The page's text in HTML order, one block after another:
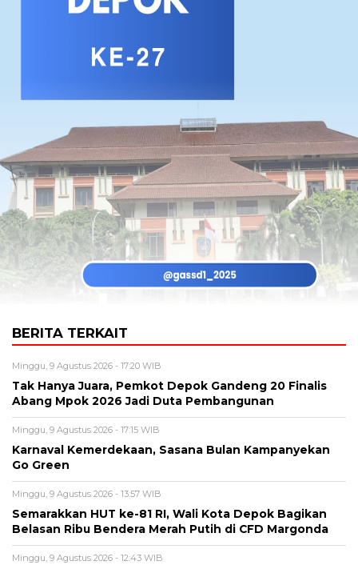
BERITA TERKAIT
Minggu, 9 Agustus 2026 - 17:20 WIB
Tak Hanya Juara, Pemkot Depok Gandeng 20 Finalis
Abang Mpok 2026 Jadi Duta Pembangunan
Minggu, 9 Agustus 2026 - 17:15 WIB
Karnaval Kemerdekaan, Sasana Bulan Kampanyekan
Go Green
Minggu, 9 Agustus 2026 - 13:57 WIB
Semarakkan HUT ke-81 RI, Wali Kota Depok Bagikan
Belasan Ribu Bendera Merah Putih di CFD Margonda
Minggu, 9 Agustus 2026 - 12:43 WIB